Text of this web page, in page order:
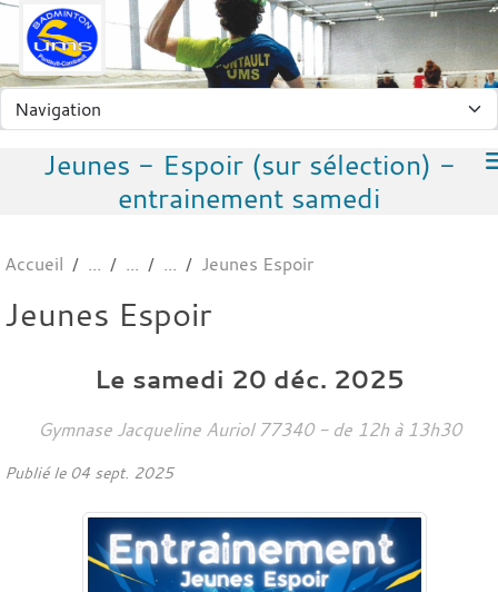
Jeunes - Espoir (sur sélection) -
entrainement samedi
Accueil Jeunes Espoir
Jeunes Espoir
Le samedi 20 déc. 2025
Gymnase Jacqueline Auriol 77340 - de 12h à 13h30
Publié le 04 sept. 2025
Panneau de gestion des cookies